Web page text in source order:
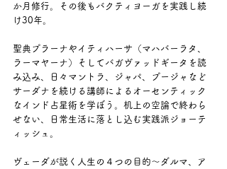
か月修行。その後もバクティヨーガを実践し続
け30年。
聖典プラーナやイティハーサ（マハバーラタ、
ラーマヤーナ）そしてバガヴァッドギータを読
み込み、日々マントラ、ジャパ、プージャなど
サーダナを続ける講師によるオーセンティック
なインド占星術を学ぼう。机上の空論で終わら
せない、日常生活に落とし込む実践派ジョーテ
ィッシュ。
ヴェーダが説く人生の４つの目的～ダルマ、ア